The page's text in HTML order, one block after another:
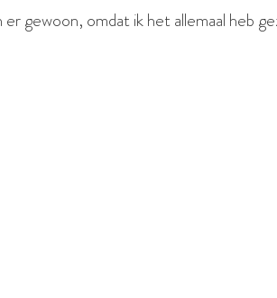
er gewoon, omdat ik het allemaal heb